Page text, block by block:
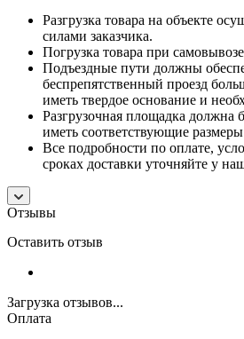
Разгрузка товара на объекте
силами заказчика.
Погрузка товара при
Подъездные пути должны
беспрепятственный проезд
иметь твердое основание и
Разгрузочная площадка должна
иметь соответствующие размеры
Все подробности по оплате,
сроках доставки уточняйте у
Отзывы
Оставить отзыв
Загрузка отзывов...
Оплата